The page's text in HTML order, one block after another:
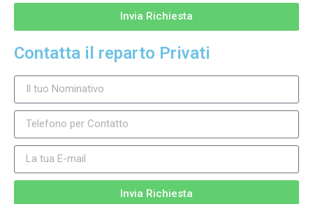
Invia Richiesta
Contatta il reparto Privati
Invia Richiesta